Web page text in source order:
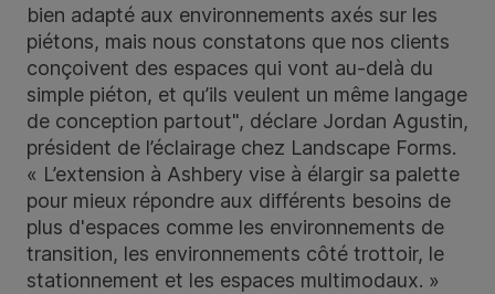
bien adapté aux environnements axés sur les
piétons, mais nous constatons que nos clients
conçoivent des espaces qui vont au-delà du
simple piéton, et qu’ils veulent un même langage
de conception partout", déclare Jordan Agustin,
président de l’éclairage chez Landscape Forms.
« L’extension à Ashbery vise à élargir sa palette
pour mieux répondre aux différents besoins de
plus d'espaces comme les environnements de
transition, les environnements côté trottoir, le
stationnement et les espaces multimodaux. »